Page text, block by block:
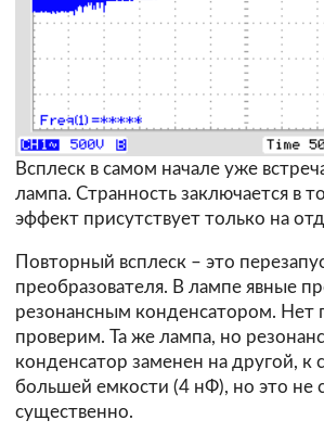
Всплеск в самом начале уже
лампа. Странность заключается в
эффект присутствует только на
Повторный всплеск – это
преобразователя. В лампе явные
резонансным конденсатором. Нет
проверим. Та же лампа, но
конденсатор заменен на другой, к
большей емкости (4 нФ), но это не
существенно.